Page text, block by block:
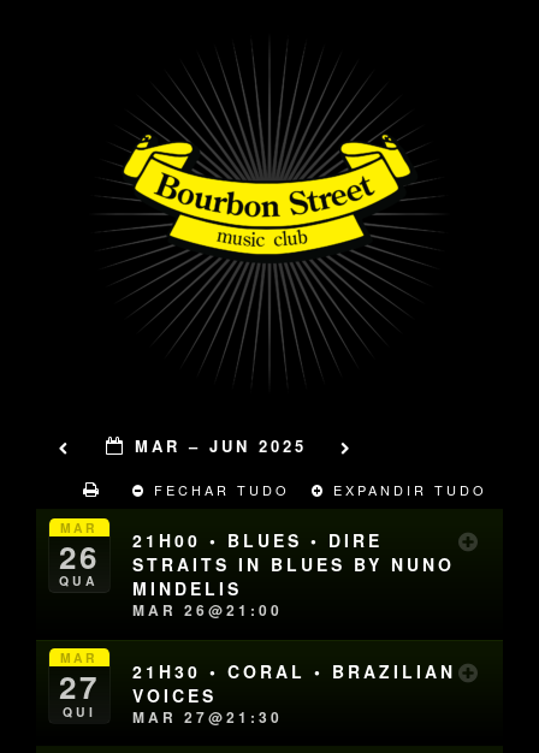
MAR – JUN 2025
FECHAR TUDO EXPANDIR TUDO
MAR
26
QUA
21H00 • BLUES • DIRE
STRAITS IN BLUES BY NUNO
MINDELIS
MAR 26@21:00
MAR
27
QUI
21H30 • CORAL • BRAZILIAN
VOICES
MAR 27@21:30